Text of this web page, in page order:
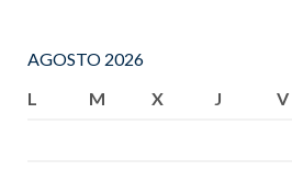
AGOSTO 2026
L
M X J V